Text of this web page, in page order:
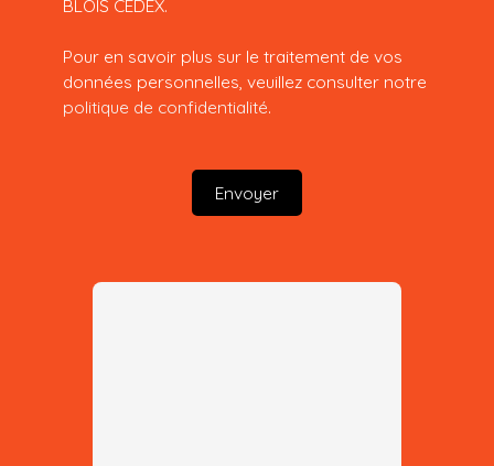
BLOIS CEDEX.
Pour en savoir plus sur le traitement de vos
données personnelles, veuillez consulter notre
politique de confidentialité.
Envoyer